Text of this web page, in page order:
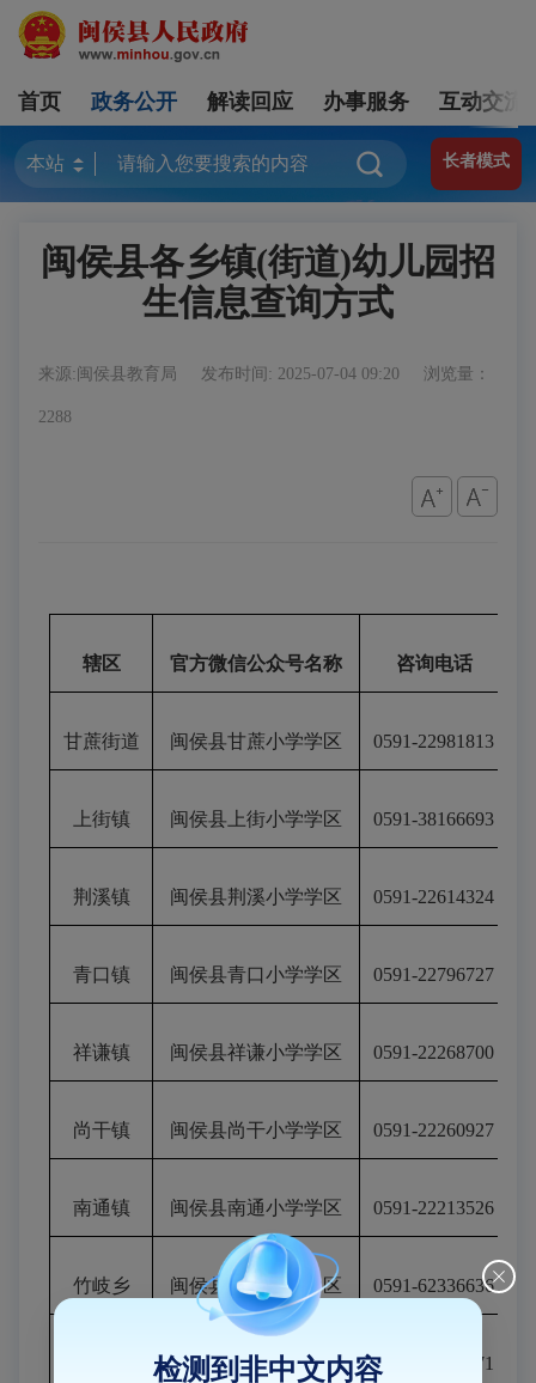
首页 政务公开 解读回应 办事服务 互动交流
长者模式
闽侯县各乡镇(街道)幼儿园招
生信息查询方式
来源:闽侯县教育局 发布时间: 2025-07-04 09:20 浏览量：
2288
辖区 官方微信公众号名称 咨询电话
甘蔗街道 闽侯县甘蔗小学学区 0591-22981813
上街镇 闽侯县上街小学学区 0591-38166693
荆溪镇 闽侯县荆溪小学学区 0591-22614324
青口镇 闽侯县青口小学学区 0591-22796727
祥谦镇 闽侯县祥谦小学学区 0591-22268700
尚干镇 闽侯县尚干小学学区 0591-22260927
南通镇 闽侯县南通小学学区 0591-22213526
竹岐乡 闽侯县竹岐小学 学区 0591-62336636
闽侯县鸿尾小学学区 0591-22975471
检测到非中文内容